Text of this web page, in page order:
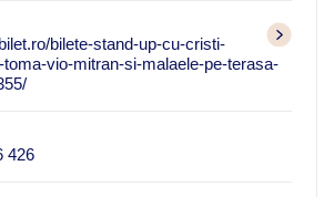
bilete-stand-up-cu-cristi-
toma-vio-mitran-si-malaele-pe-terasa-
426